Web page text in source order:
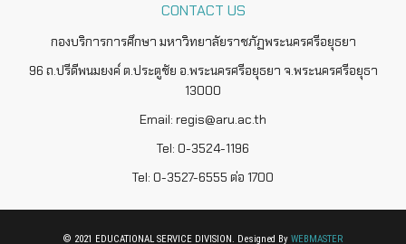
CONTACT US
กองบริการการศึกษา มหาวิทยาลัยราชภัฏพระนครศรีอยุธยา
96 ถ.ปรีดีพนมยงค์ ต.ประตูชัย อ.พระนครศรีอยุธยา จ.พระนครศรีอยุธา
13000
Email: regis@aru.ac.th
Tel: 0-3524-1196
Tel: 0-3527-6555 ต่อ 1700
© 2021 EDUCATIONAL SERVICE DIVISION. Designed By WEBMASTER